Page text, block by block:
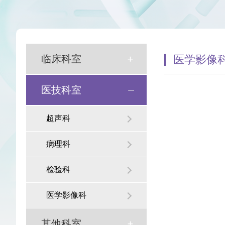
和谐医患
科教信息
临床科室
医技科室
超声科
病理科
检验科
医学影像科
医学影像